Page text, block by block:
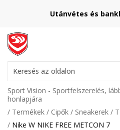
Utánvétes és
Keresés az oldalon
Sport Vision - Sportfelszerelés,
honlapjára
Termékek
Cipők Sneakerek
Nike W NIKE FREE METCON 7